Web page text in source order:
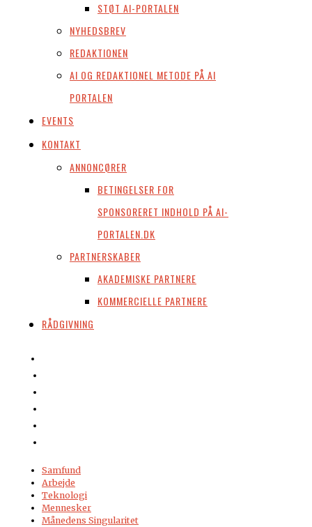
STØT AI-PORTALEN
NYHEDSBREV
REDAKTIONEN
AI OG REDAKTIONEL METODE PÅ AI
PORTALEN
EVENTS
KONTAKT
ANNONCØRER
BETINGELSER FOR
SPONSORERET INDHOLD PÅ AI-
PORTALEN.DK
PARTNERSKABER
AKADEMISKE PARTNERE
KOMMERCIELLE PARTNERE
RÅDGIVNING
Samfund
Arbejde
Teknologi
Mennesker
Månedens Singularitet